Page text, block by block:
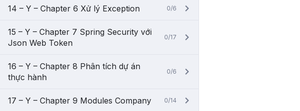
14 – Y – Chapter 6 Xử lý Exception 0/6
15 – Y – Chapter 7 Spring Security với
Json Web Token
0/17
16 – Y – Chapter 8 Phân tích dự án
thực hành
0/6
17 – Y – Chapter 9 Modules Company 0/14